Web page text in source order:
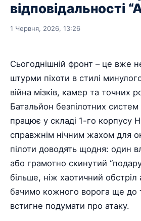
відповідальності
1 Червня, 2026, 13:26
Сьогоднішній фронт – це вже
штурми піхоти в стилі
війна мізків, камер та точних
Батальйон безпілотних систем
працює у складі 1-го корпусу
справжнім нічним жахом для
пілоти доводять щодня: один
або грамотно скинутий
більше, ніж хаотичний обстріл
бачимо кожного ворога ще до
встигне подумати про атаку.